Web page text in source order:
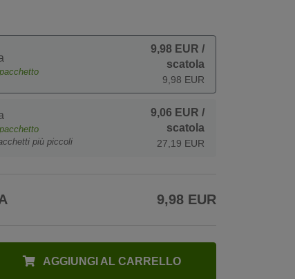
pacchetto
9,98 EUR /
scatola
9,98 EUR
pacchetto
più piccoli
9,06 EUR /
scatola
27,19 EUR
9,98 EUR
AGGIUNGI AL CARRELLO